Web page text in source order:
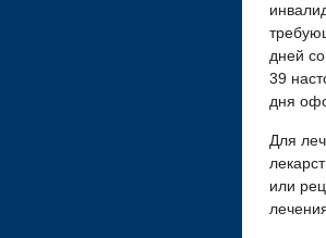
дней
39
дня
Для
или